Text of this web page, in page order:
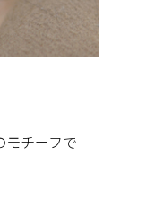
モチーフで